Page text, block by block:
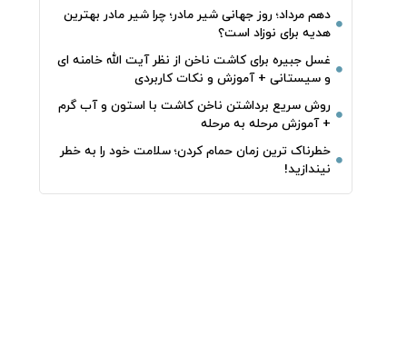
دهم مرداد؛ روز جهانی شیر مادر؛ چرا شیر مادر بهترین
هدیه برای نوزاد است؟
غسل جبیره برای کاشت ناخن از نظر آیت الله خامنه ای
و سیستانی + آموزش و نکات کاربردی
روش سریع برداشتن ناخن کاشت با استون و آب گرم
+ آموزش مرحله به مرحله
خطرناک‌ ترین زمان‌ حمام کردن؛ سلامت خود را به خطر
نیندازید!